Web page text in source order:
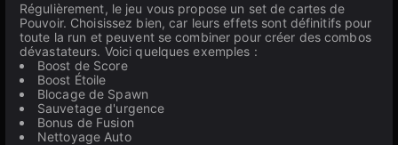
Régulièrement, le jeu vous propose un set de cartes de
Pouvoir. Choisissez bien, car leurs effets sont définitifs pour
toute la run et peuvent se combiner pour créer des combos
dévastateurs. Voici quelques exemples :
Boost de Score
Boost Étoile
Blocage de Spawn
Sauvetage d'urgence
Bonus de Fusion
Nettoyage Auto